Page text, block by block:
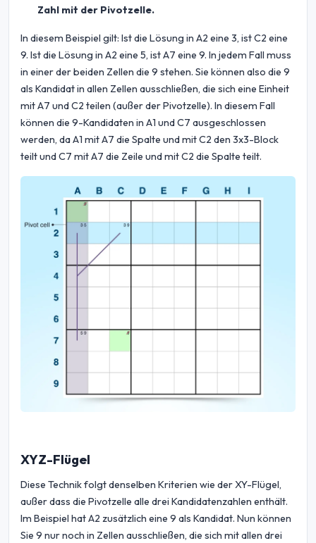
Zahl mit der Pivotzelle.
In diesem Beispiel gilt: Ist die Lösung in A2 eine 3, ist C2 eine
9. Ist die Lösung in A2 eine 5, ist A7 eine 9. In jedem Fall muss
in einer der beiden Zellen die 9 stehen. Sie können also die 9
als Kandidat in allen Zellen ausschließen, die sich eine Einheit
mit A7 und C2 teilen (außer der Pivotzelle). In diesem Fall
können die 9-Kandidaten in A1 und C7 ausgeschlossen
werden, da A1 mit A7 die Spalte und mit C2 den 3x3-Block
teilt und C7 mit A7 die Zeile und mit C2 die Spalte teilt.
XYZ-Flügel
Diese Technik folgt denselben Kriterien wie der XY-Flügel,
außer dass die Pivotzelle alle drei Kandidatenzahlen enthält.
Im Beispiel hat A2 zusätzlich eine 9 als Kandidat. Nun können
Sie 9 nur noch in Zellen ausschließen, die sich mit allen drei